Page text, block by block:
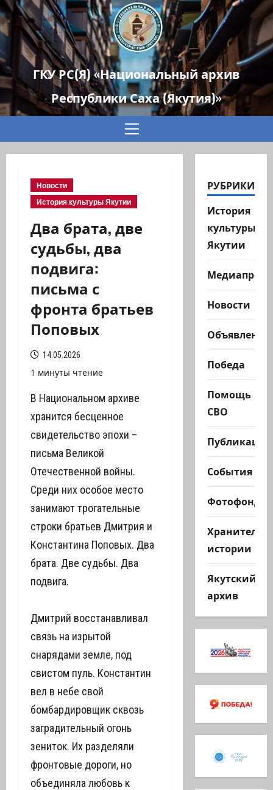
ГКУ РС(Я) «Национальный архив
Республики Саха (Якутия)»
Основное
Новости
История культуры Якутии
Два брата, две
судьбы, два
подвига:
письма с
фронта братьев
Поповых
14.05.2026
1 минуты чтение
В Национальном архиве
хранится бесценное
свидетельство эпохи –
письма Великой
Отечественной войны.
Среди них особое место
занимают трогательные
строки братьев Дмитрия и
Константина Поповых. Два
брата. Две судьбы. Два
подвига.
Дмитрий восстанавливал
связь на изрытой
снарядами земле, под
свистом пуль. Константин
вел в небе свой
бомбардировщик сквозь
заградительный огонь
зениток. Их разделяли
фронтовые дороги, но
объединяла любовь к
РУБРИКИ
История
культуры
Якутии
Новости
Объявления
Победа
Помощь
СВО
Публикации
События
Фотофонд
Хранители
истории
Якутский
архив